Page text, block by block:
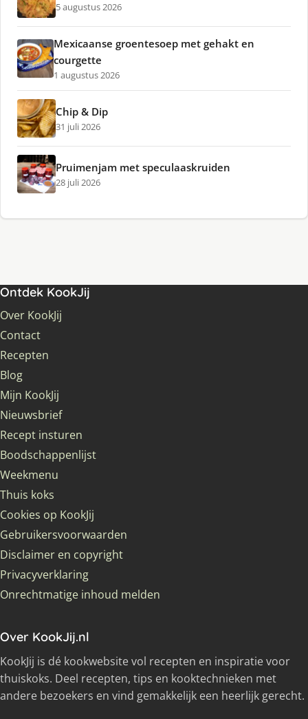
5 augustus 2026
Mexicaanse groentesoep met gehakt en
courgette
1 augustus 2026
Chip & Dip
31 juli 2026
Pruimenjam met speculaaskruiden
28 juli 2026
Ontdek KookJij
Over KookJij
Contact
Recepten
Blog
Mijn KookJij
Nieuwsbrief
Recept insturen
Boodschappenlijst
Weekmenu
Thuis koks
Cookies op KookJij
Gebruikersvoorwaarden
Disclaimer en copyright
Privacyverklaring
Onrechtmatige inhoud melden
Over KookJij.nl
KookJij is dé kookwebsite vol recepten en inspiratie voor
thuiskoks. Deel recepten, tips en kooktechnieken met
andere bezoekers en vind gemakkelijk een heerlijk gerecht.